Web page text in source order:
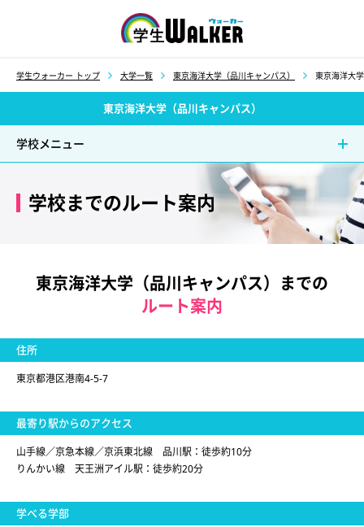
学生ウォーカー トップ 大学一覧 東京海洋大学（品川キャンパス） 東京海洋大
東京海洋大学（品川キャンパス）
学校メニュー
学校までのルート案内
東京海洋大学（品川キャンパス）までの
ルート案内
住所
東京都港区港南4-5-7
最寄り駅からのアクセス
山手線／京急本線／京浜東北線 品川駅：徒歩約10分
りんかい線 天王洲アイル駅：徒歩約20分
学べる学部